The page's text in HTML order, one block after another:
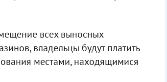
всех выносных
владельцы будут платить
местами, находящимися